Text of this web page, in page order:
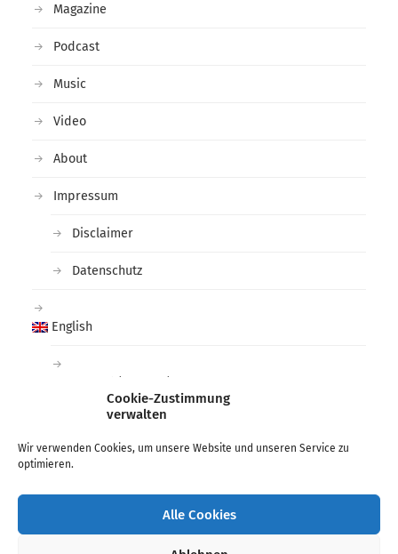
Cookie-Zustimmung
verwalten
Wir verwenden Cookies, um unsere Website und unseren Service zu
optimieren.
Alle Cookies
Magazine
Podcast
Music
Video
About
Impressum
Disclaimer
Datenschutz
English
photography phoxxi ragnar axelsson War